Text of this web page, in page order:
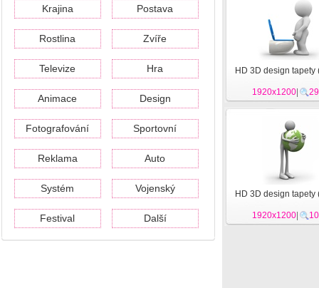
Krajina Postava
Rostlina Zvíře
Televize Hra
Animace Design
Fotografování Sportovní
Reklama Auto
Systém Vojenský
Festival Další
HD 3D design tapety
1920x1200
HD 3D design tapety
1920x1200